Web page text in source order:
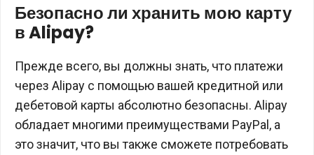
Безопасно ли хранить мою карту
в Alipay?
Прежде всего, вы должны знать, что платежи
через Alipay с помощью вашей кредитной или
дебетовой карты абсолютно безопасны. Alipay
обладает многими преимуществами PayPal, а
это значит, что вы также сможете потребовать